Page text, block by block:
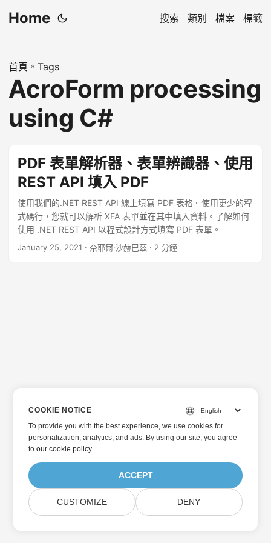
Home 搜索 類別 檔案 標籤
首頁 » Tags
AcroForm processing
using C#
PDF 表單解析器、表單辨識器、使用
REST API 填入 PDF
使用我們的.NET REST API 線上填寫 PDF 表格。使用更少的程
式碼行，您就可以解析 XFA 表單並在其中填入資料。了解如何
使用 .NET REST API 以程式設計方式填寫 PDF 表單。
January 25, 2021 · 奈耶爾·沙赫巴茲 · 2 分鐘
COOKIE NOTICE
To provide you with the best experience, we use cookies for
personalization, analytics, and ads. By using our site, you agree
toour cookie policy.
ACCEPT
CUSTOMIZE DENY